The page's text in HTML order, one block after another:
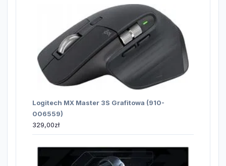
Logitech MX Master 3S Grafitowa (910-
006559)
329,00zł